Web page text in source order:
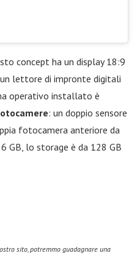
concept ha un display 18:9
lettore di impronte digitali
operativo installato è
: un doppio sensore
fotocamera anteriore da
GB, lo storage è da 128 GB
sito, potremmo guadagnare una